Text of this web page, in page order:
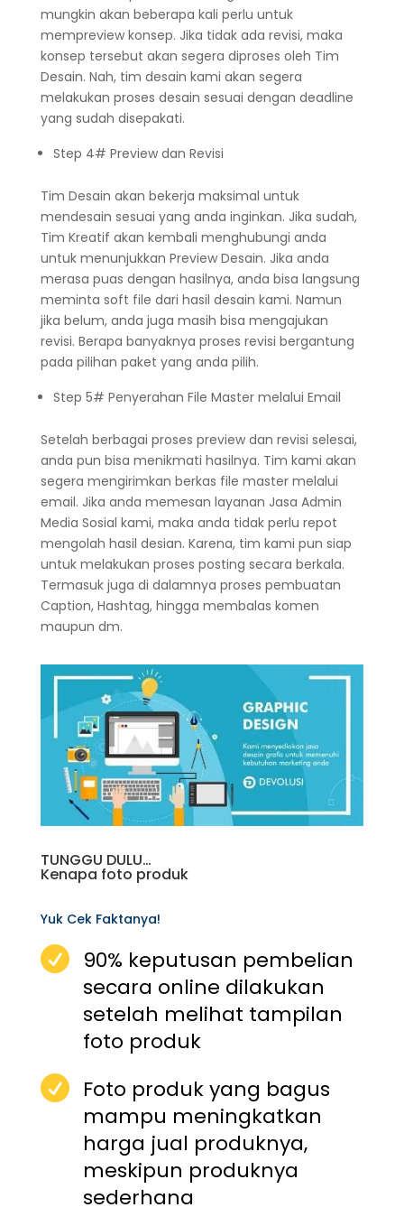
mungkin akan beberapa kali perlu untuk
mempreview konsep. Jika tidak ada revisi, maka
konsep tersebut akan segera diproses oleh Tim
Desain. Nah, tim desain kami akan segera
melakukan proses desain sesuai dengan deadline
yang sudah disepakati.
Step 4# Preview dan Revisi
Tim Desain akan bekerja maksimal untuk
mendesain sesuai yang anda inginkan. Jika sudah,
Tim Kreatif akan kembali menghubungi anda
untuk menunjukkan Preview Desain. Jika anda
merasa puas dengan hasilnya, anda bisa langsung
meminta soft file dari hasil desain kami. Namun
jika belum, anda juga masih bisa mengajukan
revisi. Berapa banyaknya proses revisi bergantung
pada pilihan paket yang anda pilih.
Step 5# Penyerahan File Master melalui Email
Setelah berbagai proses preview dan revisi selesai,
anda pun bisa menikmati hasilnya. Tim kami akan
segera mengirimkan berkas file master melalui
email. Jika anda memesan layanan Jasa Admin
Media Sosial kami, maka anda tidak perlu repot
mengolah hasil desian. Karena, tim kami pun siap
untuk melakukan proses posting secara berkala.
Termasuk juga di dalamnya proses pembuatan
Caption, Hashtag, hingga membalas komen
maupun dm.
TUNGGU DULU…
Kenapa foto produk
Yuk Cek Faktanya!
 90% keputusan pembelian
secara online dilakukan
setelah melihat tampilan
foto produk
 Foto produk yang bagus
mampu meningkatkan
harga jual produknya,
meskipun produknya
sederhana